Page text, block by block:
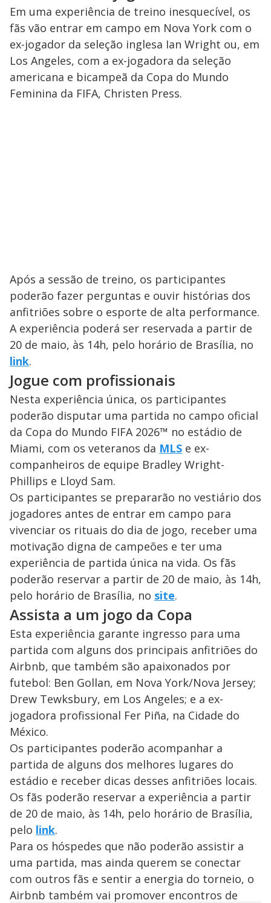
Em uma experiência de treino inesquecível, os
fãs vão entrar em campo em Nova York com o
ex-jogador da seleção inglesa Ian Wright ou, em
Los Angeles, com a ex-jogadora da seleção
americana e bicampeã da Copa do Mundo
Feminina da FIFA, Christen Press.
Após a sessão de treino, os participantes
poderão fazer perguntas e ouvir histórias dos
anfitriões sobre o esporte de alta performance.
A experiência poderá ser reservada a partir de
20 de maio, às 14h, pelo horário de Brasília, no
link.
Jogue com profissionais
Nesta experiência única, os participantes
poderão disputar uma partida no campo oficial
da Copa do Mundo FIFA 2026™ no estádio de
Miami, com os veteranos da MLS e ex-
companheiros de equipe Bradley Wright-
Phillips e Lloyd Sam.
Os participantes se prepararão no vestiário dos
jogadores antes de entrar em campo para
vivenciar os rituais do dia de jogo, receber uma
motivação digna de campeões e ter uma
experiência de partida única na vida. Os fãs
poderão reservar a partir de 20 de maio, às 14h,
pelo horário de Brasília, no site.
Assista a um jogo da Copa
Esta experiência garante ingresso para uma
partida com alguns dos principais anfitriões do
Airbnb, que também são apaixonados por
futebol: Ben Gollan, em Nova York/Nova Jersey;
Drew Tewksbury, em Los Angeles; e a ex-
jogadora profissional Fer Piña, na Cidade do
México.
Os participantes poderão acompanhar a
partida de alguns dos melhores lugares do
estádio e receber dicas desses anfitriões locais.
Os fãs poderão reservar a experiência a partir
de 20 de maio, às 14h, pelo horário de Brasília,
pelo link.
Para os hóspedes que não poderão assistir a
uma partida, mas ainda querem se conectar
com outros fãs e sentir a energia do torneio, o
Airbnb também vai promover encontros de